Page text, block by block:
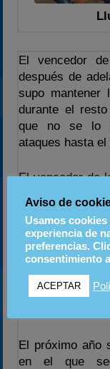
El vencedor
después de
supo mantener
durante el
que no se lo
ataques hasta el
El vencedor de
rápidamente.
para ellos su
La participación
la carrera
CraksRacing,
El próximo año
en el que
Aviso de
Usamos
experiencia de
preferencias.
consentimiento
ACEPTAR